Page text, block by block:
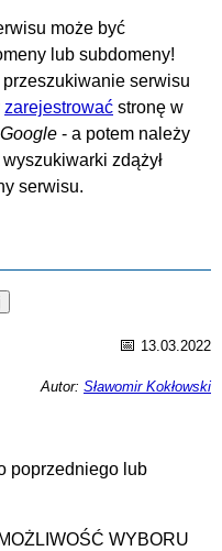
może być
lub subdomeny!
serwisu
zarejestrować stronę w
Google - a potem należy
zdążył
serwisu.
📅 13.03.2022
Autor: Sławomir Kokłowski
poprzedniego lub
MOŻLIWOŚĆ WYBORU